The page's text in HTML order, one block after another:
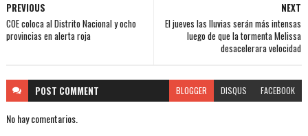
NEXT
El jueves las lluvias serán más intensas
luego de que la tormenta Melissa
desacelerara velocidad
PREVIOUS
COE coloca al Distrito Nacional y ocho
provincias en alerta roja
POST COMMENT BLOGGER DISQUS FACEBOOK
No hay comentarios.